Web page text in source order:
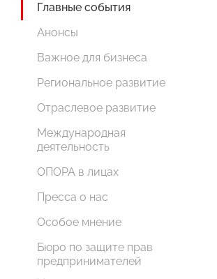
Главные события
Анонсы
Важное для бизнеса
Региональное развитие
Отраслевое развитие
Международная
деятельность
ОПОРА в лицах
Пресса о нас
Особое мнение
Бюро по защите прав
предпринимателей